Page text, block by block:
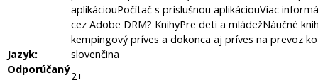
Jazyk:
slovenčina
Odporúčaný
2+